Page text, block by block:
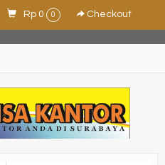
Rp 0 0 Checkout